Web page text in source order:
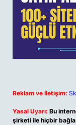
Reklam ve İletişim:
Yasal Uyarı: Bu
şirketi ile hiçbir